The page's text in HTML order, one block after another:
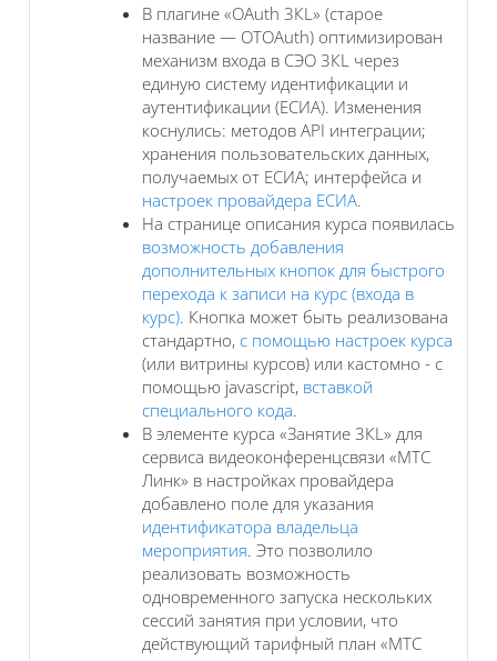
В плагине «OAuth 3КL» (старое
название — OTOAuth) оптимизирован
механизм входа в СЭО 3КL через
единую систему идентификации и
аутентификации (ЕСИА). Изменения
коснулись: методов API интеграции;
хранения пользовательских данных,
получаемых от ЕСИА; интерфейса и
настроек провайдера ЕСИА.
На странице описания курса появилась
возможность добавления
дополнительных кнопок для быстрого
перехода к записи на курс (входа в
курс). Кнопка может быть реализована
стандартно, с помощью настроек курса
(или витрины курсов) или кастомно - с
помощью javascript, вставкой
специального кода.
В элементе курса «Занятие 3КL» для
сервиса видеоконференцсвязи «МТС
Линк» в настройках провайдера
добавлено поле для указания
идентификатора владельца
мероприятия. Это позволило
реализовать возможность
одновременного запуска нескольких
сессий занятия при условии, что
действующий тарифный план «МТС